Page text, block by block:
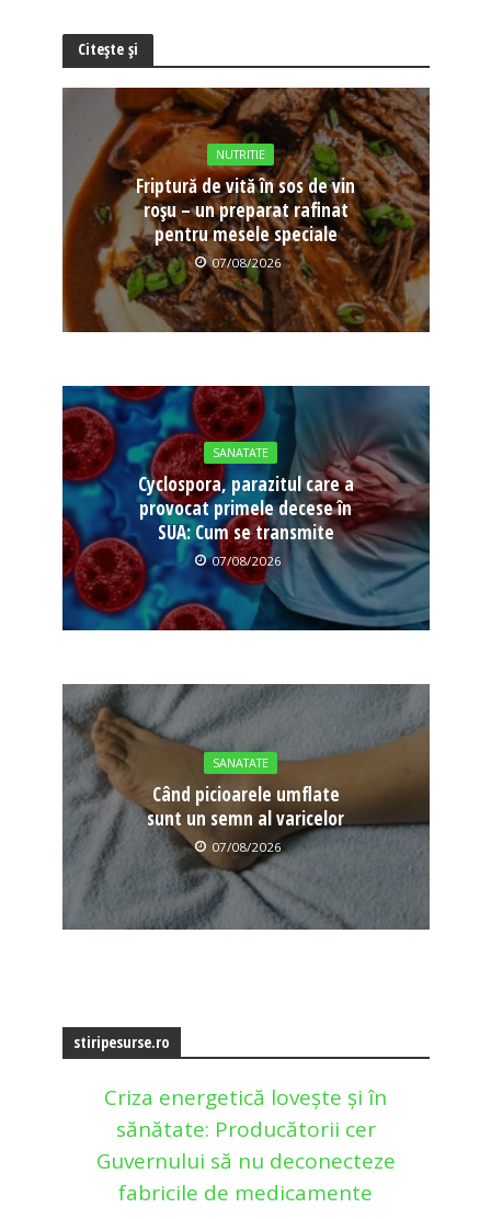
Citește și
NUTRITIE
Friptură de vită în sos de vin
roșu – un preparat rafinat
pentru mesele speciale
07/08/2026
SANATATE
Cyclospora, parazitul care a
provocat primele decese în
SUA: Cum se transmite
07/08/2026
SANATATE
Când picioarele umflate
sunt un semn al varicelor
07/08/2026
stiripesurse.ro
Criza energetică lovește și în
sănătate: Producătorii cer
Guvernului să nu deconecteze
fabricile de medicamente